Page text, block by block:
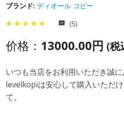
ブランド: ディオール コピー
(5)
价格： 13000.00円 (税
いつも当店をお利用いただき誠に
levelkopiは安心して購入いただ
て。